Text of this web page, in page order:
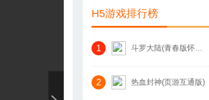
H5游戏排行榜
1 斗罗大陆(青春版怀旧服)
2 热血封神(页游互通版)